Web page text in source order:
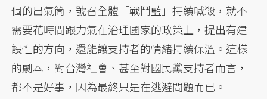
個的出氣筒，號召全體「戰鬥藍」持續喊殺，就不
需要花時間跟力氣在治理國家的政策上，提出有建
設性的方向，還能讓支持者的情緒持續保溫。這樣
的劇本，對台灣社會、甚至對國民黨支持者而言，
都不是好事，因為最終只是在逃避問題而已。